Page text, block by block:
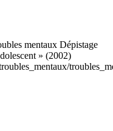
mentaux Dépistage
» (2002)